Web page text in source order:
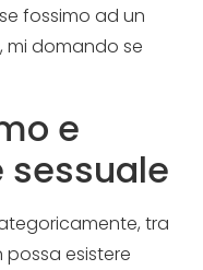
fossimo ad un
mi domando se
e
sessuale
tra
esistere